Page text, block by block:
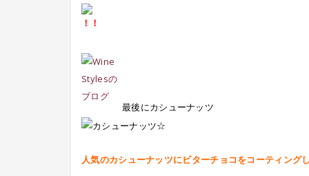
最後にカシューナッツ
人気のカシューナッツにビターチョコをコーティング